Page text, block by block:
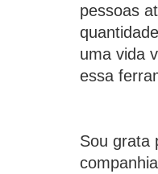
pessoas
uma vida
essa
Sou grata